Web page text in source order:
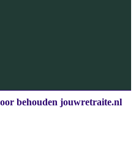
behouden jouwretraite.nl